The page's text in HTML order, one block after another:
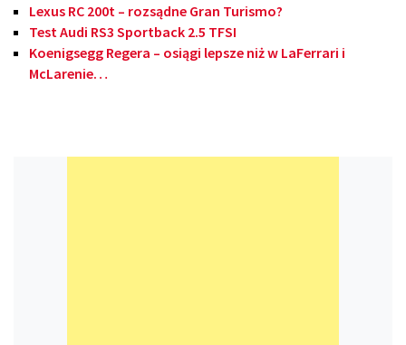
Lexus RC 200t – rozsądne Gran Turismo?
Test Audi RS3 Sportback 2.5 TFSI
Koenigsegg Regera – osiągi lepsze niż w LaFerrari i
McLarenie…